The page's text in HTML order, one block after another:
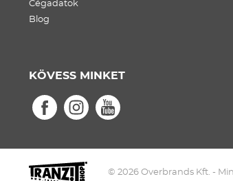
Cégadatok
Blog
KÖVESS MINKET
© 2026 Overbrands Kft. -